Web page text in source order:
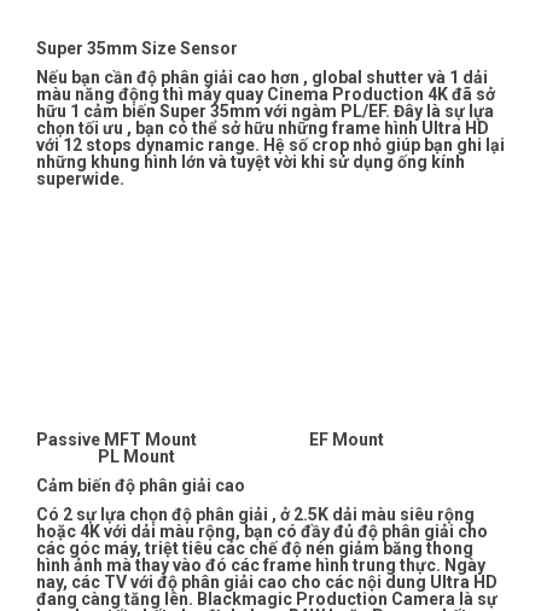
Super 35mm Size Sensor
Nếu bạn cần độ phân giải cao hơn , global shutter và 1 dải
màu năng động thì máy quay Cinema Production 4K đã sở
hữu 1 cảm biến Super 35mm với ngàm PL/EF. Đây là sự lựa
chọn tối ưu , bạn có thể sở hữu những frame hình Ultra HD
với 12 stops dynamic range. Hệ số crop nhỏ giúp bạn ghi lại
những khung hình lớn và tuyệt vời khi sử dụng ống kính
superwide.
Passive MFT Mount EF Mount
PL Mount
Cảm biến độ phân giải cao
Có 2 sự lựa chọn độ phân giải , ở 2.5K dải màu siêu rộng
hoặc 4K với dải màu rộng, bạn có đầy đủ độ phân giải cho
các góc máy, triệt tiêu các chế độ nén giảm băng thong
hình ảnh mà thay vào đó các frame hình trung thực. Ngày
nay, các TV với độ phân giải cao cho các nội dung Ultra HD
đang càng tăng lên. Blackmagic Production Camera là sự